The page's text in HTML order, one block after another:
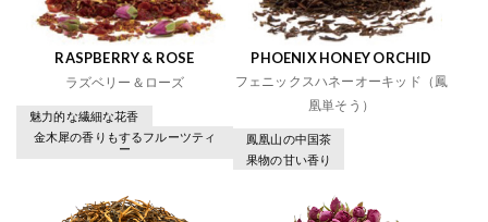
RASPBERRY & ROSE
ラズベリー＆ローズ
魅力的な繊細な花香
金木犀の香りもするフルーツティ
ー
PHOENIX HONEY ORCHID
フェニックスハネーオーキッド（鳳
凰単そう）
鳳凰山の中国茶
果物の甘い香り